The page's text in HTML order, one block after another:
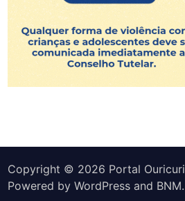
Copyright © 2026 Portal Ouricuri
Powered byWordPress and BNM.